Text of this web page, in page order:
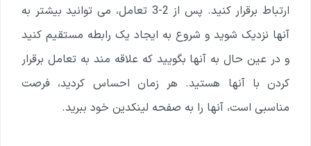
ارتباط برقرار کنید. پس از 2-3 تعامل، می توانید بیشتر به
آنها نزدیک شوید و شروع به ایجاد یک رابطه مستقیم کنید
و در عین حال به آنها بگویید که علاقه مند به تعامل برقرار
کردن با آنها هستید. هر زمان احساس کردید، فرصت
مناسبی است، آنها را به صفحه لینکدین خود ببرید.